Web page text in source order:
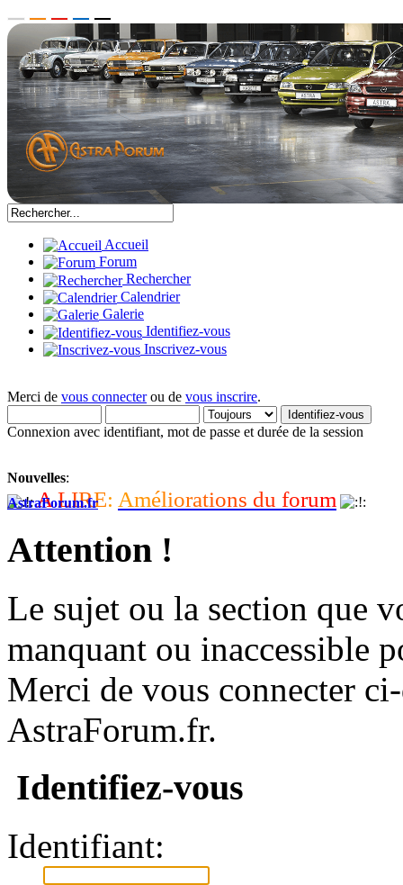
Accueil
Forum
Rechercher
Calendrier
Galerie
Identifiez-vous
Inscrivez-vous
Merci de vous connecterou de vous inscrire.
Connexion avec identifiant, mot de passe et durée de la session
Nouvelles:
A LIRE: Améliorations du forum
AstraForum.fr
Attention !
Le sujet ou la section que
manquant ou inaccessible
Merci de vous connecter
AstraForum.fr.
Identifiez-vous
Identifiant: